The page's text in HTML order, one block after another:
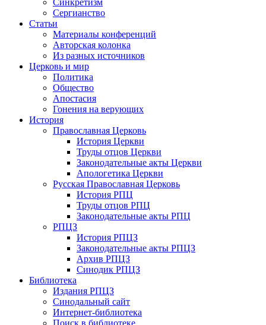
Синкретизм
Сергианство
Статьи
Материалы конференций
Авторская колонка
Из разных источников
Церковь и мир
Политика
Общество
Апостасия
Гонения на верующих
История
Православная Церковь
История Церкви
Труды отцов Церкви
Законодательные акты Церкви
Апологетика Церкви
Русская Православная Церковь
История РПЦ
Труды отцов РПЦ
Законодательные акты РПЦ
РПЦЗ
История РПЦЗ
Законодательные акты РПЦЗ
Архив РПЦЗ
Синодик РПЦЗ
Библиотека
Издания РПЦЗ
Синодальный сайт
Интернет-библиотека
Поиск в библиотеке